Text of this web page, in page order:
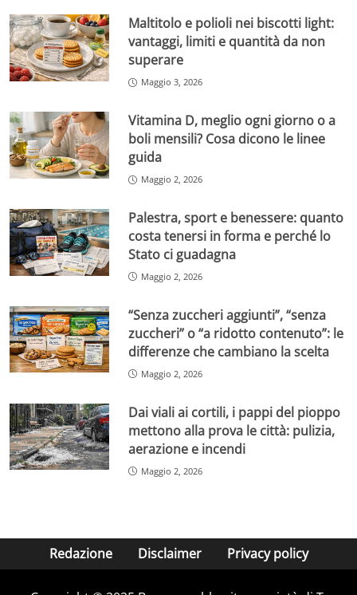
Maltitolo e polioli nei biscotti light:
vantaggi, limiti e quantità da non
superare
Maggio 3, 2026
Vitamina D, meglio ogni giorno o a
boli mensili? Cosa dicono le linee
guida
Maggio 2, 2026
Palestra, sport e benessere: quanto
costa tenersi in forma e perché lo
Stato ci guadagna
Maggio 2, 2026
“Senza zuccheri aggiunti”, “senza
zuccheri” o “a ridotto contenuto”: le
differenze che cambiano la scelta
Maggio 2, 2026
Dai viali ai cortili, i pappi del pioppo
mettono alla prova le città: pulizia,
aerazione e incendi
Maggio 2, 2026
Redazione Disclaimer Privacy policy